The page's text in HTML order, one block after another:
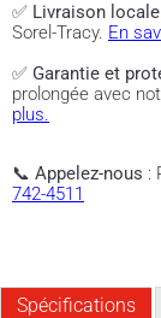
✅ Livraison locale
Sorel-Tracy. En
✅ Garantie et
prolongée avec
plus.
📞 Appelez-nous :
742-4511
Spécifications